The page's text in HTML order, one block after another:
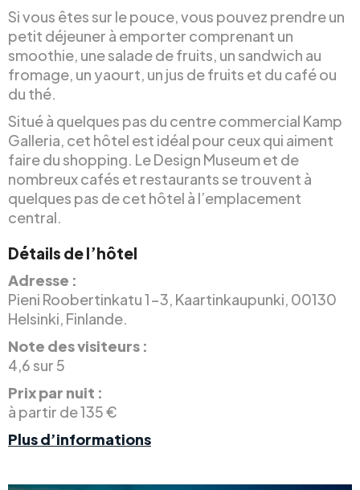
Si vous êtes sur le pouce, vous pouvez prendre un
petit déjeuner à emporter comprenant un
smoothie, une salade de fruits, un sandwich au
fromage, un yaourt, un jus de fruits et du café ou
du thé.
Situé à quelques pas du centre commercial Kamp
Galleria, cet hôtel est idéal pour ceux qui aiment
faire du shopping. Le Design Museum et de
nombreux cafés et restaurants se trouvent à
quelques pas de cet hôtel à l’emplacement
central.
Détails de l’hôtel
Adresse :
Pieni Roobertinkatu 1-3, Kaartinkaupunki, 00130
Helsinki, Finlande.
Note des visiteurs :
4,6 sur 5
Prix par nuit :
à partir de 135 €
Plus d’informations